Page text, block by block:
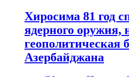
Хиросима 81 год
ядерного оружия,
геополитическая
Азербайджана